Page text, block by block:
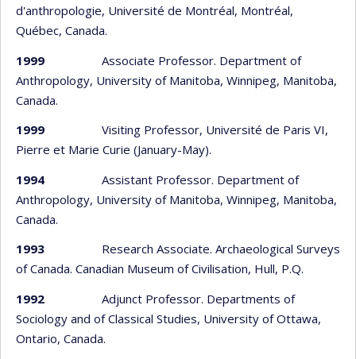
d'anthropologie, Université de Montréal, Montréal,
Québec, Canada.
1999
Associate Professor. Department of
Anthropology, University of Manitoba, Winnipeg, Manitoba,
Canada.
1999 Visiting Professor, Université de Paris VI,
Pierre et Marie Curie (January-May).
1994
Assistant Professor. Department of
Anthropology, University of Manitoba, Winnipeg, Manitoba,
Canada.
1993
Research Associate. Archaeological Surveys
of Canada. Canadian Museum of Civilisation, Hull, P.Q.
1992
Adjunct Professor. Departments of
Sociology and of Classical Studies, University of Ottawa,
Ontario, Canada.